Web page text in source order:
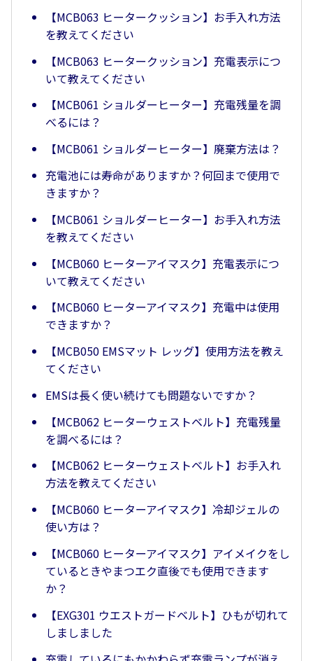
【MCB063 ヒータークッション】お手入れ方法
を教えてください
【MCB063 ヒータークッション】充電表示につ
いて教えてください
【MCB061 ショルダーヒーター】充電残量を調
べるには？
【MCB061 ショルダーヒーター】廃棄方法は？
充電池には寿命がありますか？何回まで使用で
きますか？
【MCB061 ショルダーヒーター】お手入れ方法
を教えてください
【MCB060 ヒーターアイマスク】充電表示につ
いて教えてください
【MCB060 ヒーターアイマスク】充電中は使用
できますか？
【MCB050 EMSマット レッグ】使用方法を教え
てください
EMSは長く使い続けても問題ないですか？
【MCB062 ヒーターウェストベルト】充電残量
を調べるには？
【MCB062 ヒーターウェストベルト】お手入れ
方法を教えてください
【MCB060 ヒーターアイマスク】冷却ジェルの
使い方は？
【MCB060 ヒーターアイマスク】アイメイクをし
ているときやまつエク直後でも使用できます
か？
【EXG301 ウエストガードベルト】ひもが切れて
しましました